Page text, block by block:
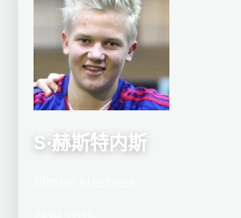
S·赫斯特内斯